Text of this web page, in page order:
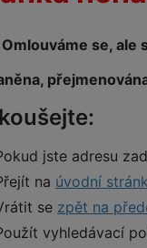
Omlouváme se, ale
jste adresu
na úvodní
se zpět na
vyhledávací